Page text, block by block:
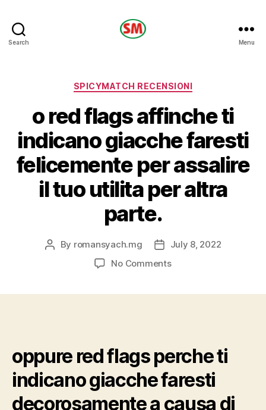
Search Menu
Categories
SPICYMATCH RECENSIONI
o red flags affinche ti
indicano giacche faresti
felicemente per assalire
il tuo utilita per altra
parte.
Post
By romansyach.mg
PostJuly 8, 2022
No Commentson
giacche
felicemente
assalire
oppure red flags perche ti
indicano giacche faresti
decorosamente a causa di